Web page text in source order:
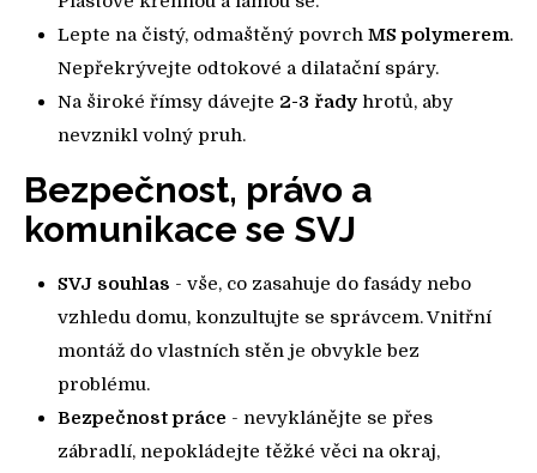
Lepte na čistý, odmaštěný povrch MS polymerem.
Nepřekrývejte odtokové a dilatační spáry.
Na široké římsy dávejte 2-3 řady hrotů, aby
nevznikl volný pruh.
Bezpečnost, právo a
komunikace se SVJ
SVJ souhlas - vše, co zasahuje do fasády nebo
vzhledu domu, konzultujte se správcem. Vnitřní
montáž do vlastních stěn je obvykle bez
problému.
Bezpečnost práce - nevyklánějte se přes
zábradlí, nepokládejte těžké věci na okraj,